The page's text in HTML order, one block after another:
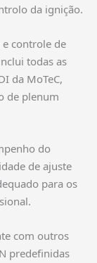
da ignição.
controle de
todas as
da MoTeC,
de plenum
do
de ajuste
para os
com outros
predefinidas